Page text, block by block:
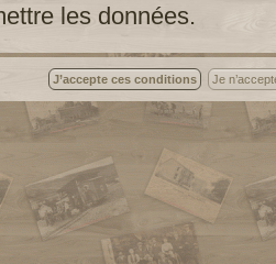
les données.